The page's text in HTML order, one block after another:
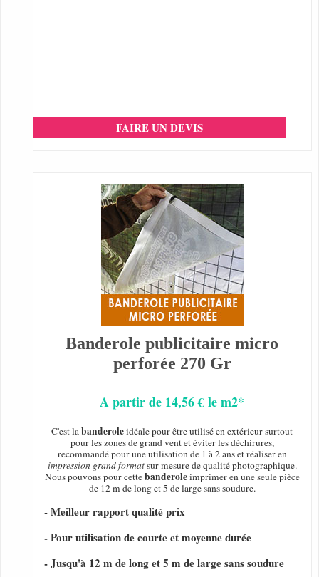
FAIRE UN DEVIS
Banderole publicitaire micro
perforée 270 Gr
A partir de 14,56 € le m2*
C'est labanderoleidéale pour être utilisé en extérieur surtout
pour les zones de grand vent et éviter les déchirures,
recommandé pour une utilisation de 1 à 2 ans et réaliser en
impression grand formatsur mesure de qualité photographique.
Nous pouvons pour cettebanderoleimprimer en une seule pièce
de 12 m de long et 5 de large sans soudure.
- Meilleur rapport qualité prix
- Pour utilisation de courte et moyenne durée
- Jusqu'à 12 m de long et 5 m de large sans soudure